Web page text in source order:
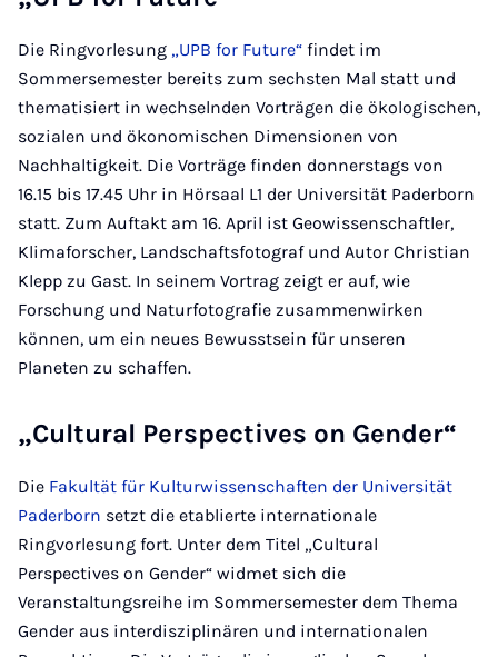
Die Ringvorlesung „UPB for Future“ findet im
Sommersemester bereits zum sechsten Mal statt und
thematisiert in wechselnden Vorträgen die ökologischen,
sozialen und ökonomischen Dimensionen von
Nachhaltigkeit. Die Vorträge finden donnerstags von
16.15 bis 17.45 Uhr in Hörsaal L1 der Universität Paderborn
statt. Zum Auftakt am 16. April ist Geowissenschaftler,
Klimaforscher, Landschaftsfotograf und Autor Christian
Klepp zu Gast. In seinem Vortrag zeigt er auf, wie
Forschung und Naturfotografie zusammenwirken
können, um ein neues Bewusstsein für unseren
Planeten zu schaffen.
„Cultural Perspectives on Gender“
Die Fakultät für Kulturwissenschaften der Universität
Paderborn setzt die etablierte internationale
Ringvorlesung fort. Unter dem Titel „Cultural
Perspectives on Gender“ widmet sich die
Veranstaltungsreihe im Sommersemester dem Thema
Gender aus interdisziplinären und internationalen